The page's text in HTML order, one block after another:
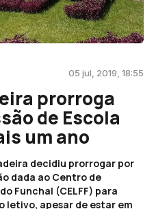
05 jul, 2019, 18:55
prorroga
de Escola
um ano
decidiu prorrogar por
dada ao Centro de
Funchal (CELFF) para
letivo, apesar de estar em